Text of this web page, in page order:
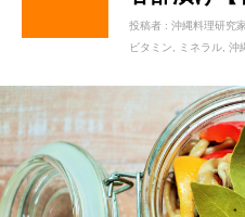
投稿者 : 沖縄料理研究
ビタミン
ミネラル 沖